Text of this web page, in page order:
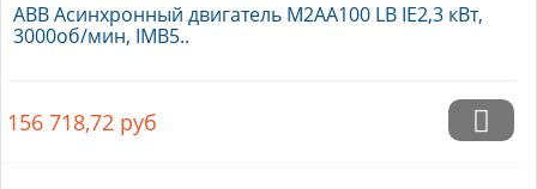
ABB Асинхронный двигатель M2AA100 LB IE2,3 кВт,
3000об/мин, IMB5..
156 718,72 руб